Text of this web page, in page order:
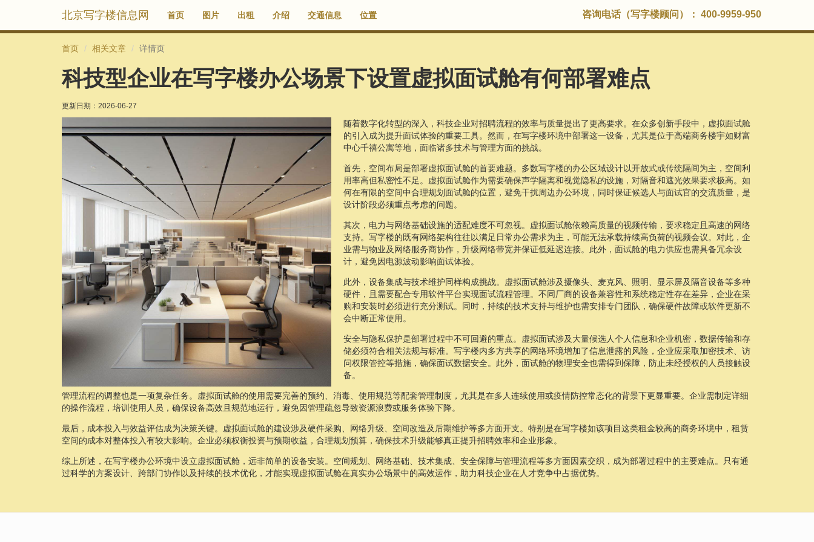
北京写字楼信息网 首页 图片 出租 介绍 交通信息 位置 咨询电话（写字楼顾问）： 400-9959-950
首页 相关文章 详情页
科技型企业在写字楼办公场景下设置虚拟面试舱有何部署难点
更新日期： 2026-06-27
随着数字化转型的深入，科技企业对招聘流程的效率与质量提出了更高要求。在众多创新手段中，虚拟面试舱
的引入成为提升面试体验的重要工具。然而，在写字楼环境中部署这一设备，尤其是位于高端商务楼宇如财富
中心千禧公寓等地，面临诸多技术与管理方面的挑战。
首先，空间布局是部署虚拟面试舱的首要难题。多数写字楼的办公区域设计以开放式或传统隔间为主，空间利
用率高但私密性不足。虚拟面试舱作为需要确保声学隔离和视觉隐私的设施，对隔音和遮光效果要求极高。如
何在有限的空间中合理规划面试舱的位置，避免干扰周边办公环境，同时保证候选人与面试官的交流质量，是
设计阶段必须重点考虑的问题。
其次，电力与网络基础设施的适配难度不可忽视。虚拟面试舱依赖高质量的视频传输，要求稳定且高速的网络
支持。写字楼的既有网络架构往往以满足日常办公需求为主，可能无法承载持续高负荷的视频会议。对此，企
业需与物业及网络服务商协作，升级网络带宽并保证低延迟连接。此外，面试舱的电力供应也需具备冗余设
计，避免因电源波动影响面试体验。
此外，设备集成与技术维护同样构成挑战。虚拟面试舱涉及摄像头、麦克风、照明、显示屏及隔音设备等多种
硬件，且需要配合专用软件平台实现面试流程管理。不同厂商的设备兼容性和系统稳定性存在差异，企业在采
购和安装时必须进行充分测试。同时，持续的技术支持与维护也需安排专门团队，确保硬件故障或软件更新不
会中断正常使用。
安全与隐私保护是部署过程中不可回避的重点。虚拟面试涉及大量候选人个人信息和企业机密，数据传输和存
储必须符合相关法规与标准。写字楼内多方共享的网络环境增加了信息泄露的风险，企业应采取加密技术、访
问权限管控等措施，确保面试数据安全。此外，面试舱的物理安全也需得到保障，防止未经授权的人员接触设
备。
管理流程的调整也是一项复杂任务。虚拟面试舱的使用需要完善的预约、消毒、使用规范等配套管理制度，尤其是在多人连续使用或疫情防控常态化的背景下更显重要。企业需制定详细
的操作流程，培训使用人员，确保设备高效且规范地运行，避免因管理疏忽导致资源浪费或服务体验下降。
最后，成本投入与效益评估成为决策关键。虚拟面试舱的建设涉及硬件采购、网络升级、空间改造及后期维护等多方面开支。特别是在写字楼如该项目这类租金较高的商务环境中，租赁
空间的成本对整体投入有较大影响。企业必须权衡投资与预期收益，合理规划预算，确保技术升级能够真正提升招聘效率和企业形象。
综上所述，在写字楼办公环境中设立虚拟面试舱，远非简单的设备安装。空间规划、网络基础、技术集成、安全保障与管理流程等多方面因素交织，成为部署过程中的主要难点。只有通
过科学的方案设计、跨部门协作以及持续的技术优化，才能实现虚拟面试舱在真实办公场景中的高效运作，助力科技企业在人才竞争中占据优势。